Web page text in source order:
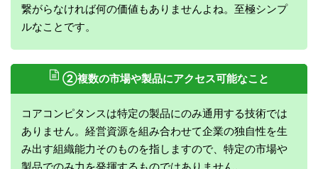
繋がらなければ何の価値もありませんよね。至極シンプ
ルなことです。
②複数の市場や製品にアクセス可能なこと
コアコンピタンスは特定の製品にのみ通用する技術では
ありません。経営資源を組み合わせて企業の独自性を生
み出す組織能力そのものを指しますので、特定の市場や